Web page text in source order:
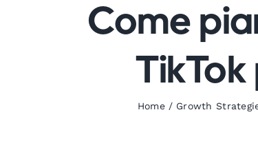
Come
TikTok
Home / Growth